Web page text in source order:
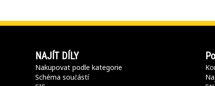
NAJÍT DÍLY
Nakupovat podle kategorie
Schéma součástí